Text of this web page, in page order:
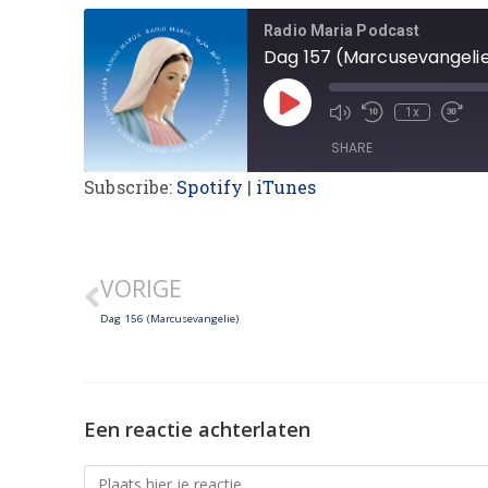
Radio Maria Podcast
Dag 157
1x
SHARE
Subscribe: Spotify | iTunes
VORIGE
Dag 156 (Marcusevangelie)
Een reactie achterlaten